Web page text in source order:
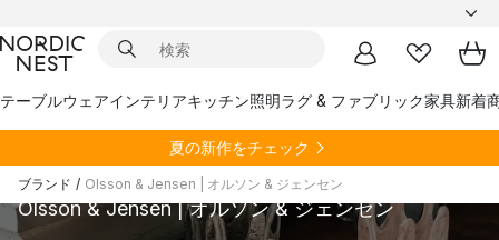
テーブルウェアインテリアキッチン照明ラグ & ファブリック家具新着
夏の新作をチェック
ブランド / Olsson & Jensen | オルソン & ジェンセン
Olsson & Jensen | オルソン & ジェンセン